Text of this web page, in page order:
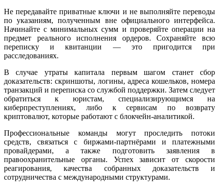
Не передавайте приватные ключи и не выполняйте переводы
по указаниям, полученным вне официального интерфейса.
Начинайте с минимальных сумм и проверяйте операции на
предмет реального исполнения ордеров. Сохраняйте всю
переписку и квитанции — это пригодится при
расследованиях.
В случае утраты капитала первым шагом станет сбор
доказательств: скриншоты, логины, адреса кошельков, номера
транзакций и переписка со службой поддержки. Затем следует
обратиться к юристам, специализирующимся на
киберпреступлениях, либо к сервисам по возврату
криптовалют, которые работают с блокчейн-аналитикой.
Профессиональные команды могут проследить потоки
средств, связаться с биржами-партнёрами и платежными
провайдерами, а также подготовить заявления в
правоохранительные органы. Успех зависит от скорости
реагирования, качества собранных доказательств и
сотрудничества с международными структурами.